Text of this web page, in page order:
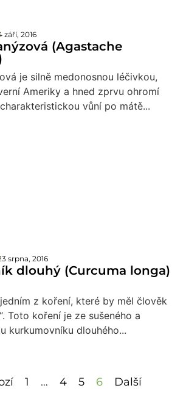
září, 2016
(Agastache
je silně medonosnou léčivkou,
Ameriky a hned zprvu ohromí
vůní po mátě...
srpna, 2016
dlouhý (Curcuma longa)
z koření, které by měl člověk
Toto koření je ze sušeného a
kurkumovníku dlouhého...
1 … 4 5 6 Další